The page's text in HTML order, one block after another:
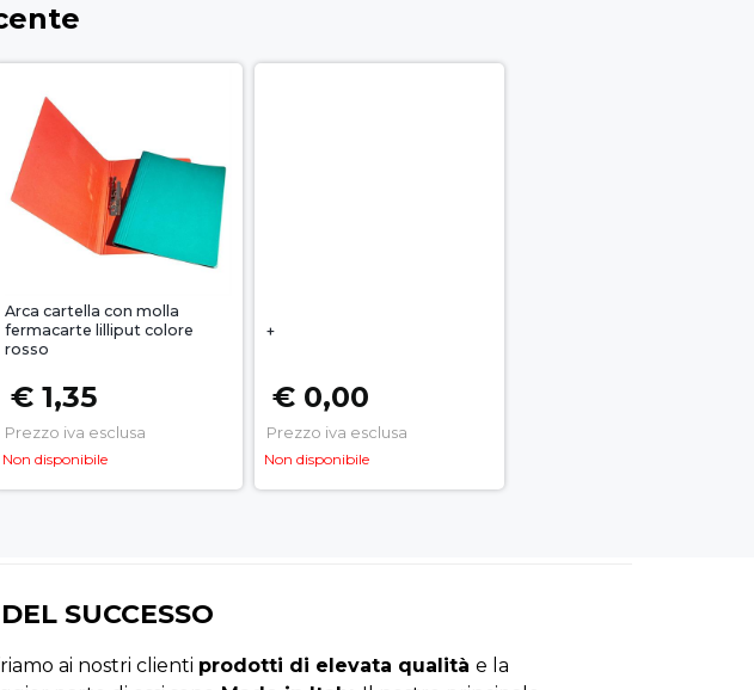
Arca cartella con molla
fermacarte lilliput colore
rosso
€ 1,35
Prezzo iva esclusa
Non disponibile
+
€ 0,00
Prezzo iva esclusa
Non disponibile
SUCCESSO
ai nostri clienti prodotti di elevata qualità e la